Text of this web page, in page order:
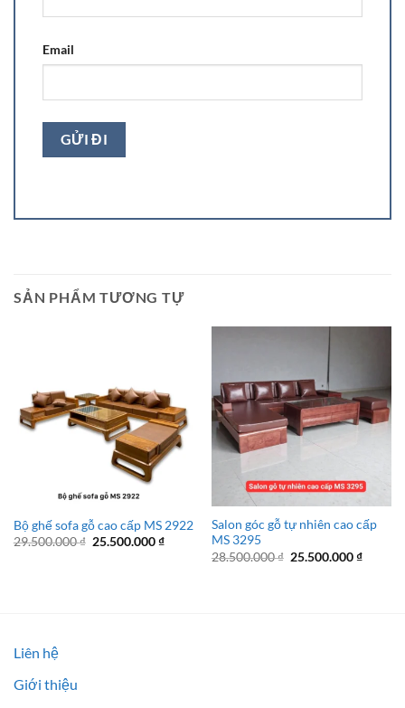
Email
SẢN PHẨM TƯƠNG TỰ
Bộ ghế sofa gỗ cao cấp MS 2922
29.500.000₫ Giá
25.500.000₫Giá
Salon góc gỗ tự nhiên cao cấp
MS 3295
28.500.000₫ Giá
25.500.000₫Giá
Liên hệ
Giới thiệu